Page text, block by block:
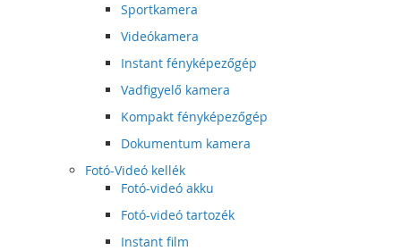
Sportkamera
Videókamera
Instant fényképezőgép
Vadfigyelő kamera
Kompakt fényképezőgép
Dokumentum kamera
Fotó-Videó kellék
Fotó-videó akku
Fotó-videó tartozék
Instant film